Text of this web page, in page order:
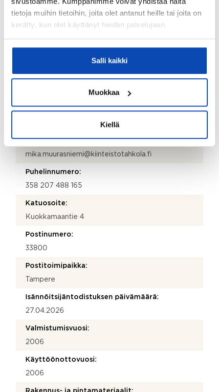
tietoja muihin tietoihin, joita olet antanut heille tai joita on
kerätty, kun olet käyttänyt heidän palvelujaan.
Salli kaikki
Muokkaa
Kiellä
Kiinteistönhoidosta vastaa:
Huoltoyhtiö
Lisätietoja kiinteistönhoidosta:
HH Kiinteistöpalvelu
Isännöitsijätoimisto:
Kiinteistö-Tahkola Tampere Oy
Isännöitsijän nimi:
Sähköposti:
mika.muurasniemi@kiinteistotahkola.fi
Puhelinnumero:
358 207 488 165
Katuosoite:
Kuokkamaantie 4
Postinumero:
33800
Postitoimipaikka:
Tampere
Isännöitsijäntodistuksen päivämäärä:
27.04.2026
Valmistumisvuosi:
2006
Käyttöönottovuosi:
2006